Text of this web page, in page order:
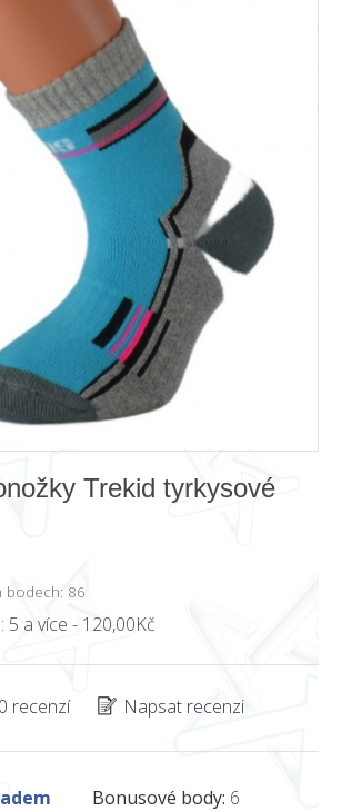
Trekid tyrkysové
bodech: 86
5 a více - 120,00Kč
0 recenzí Napsat recenzi
Bonusové body: 6